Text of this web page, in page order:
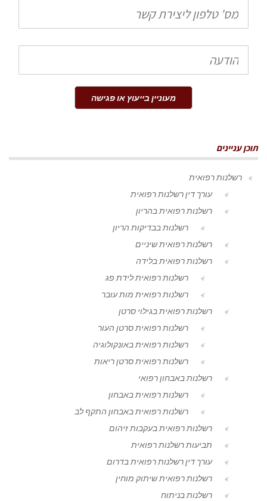
הודעה
מעוניין בייעוץ או פגישה
תוכן עניינים
רשלנות רפואית
עורך דין רשלנות רפואית
רשלנות רפואית בהריון
רשלנות בבדיקות הריון
רשלנות רפואית שיניים
רשלנות רפואית בלידה
רשלנות רפואית לידת פג
רשלנות רפואית מות עובר
רשלנות רפואית בגילוי סרטן
רשלנות רפואית סרטן העור
רשלנות רפואית באונקולוגיה
רשלנות רפואית סרטן ריאות
רשלנות באבחון רפואי
רשלנות רפואית באבחון
רשלנות רפואית באבחון התקף לב
רשלנות רפואית בעקבות זיהום
תביעות רשלנות רפואית
עורך דין רשלנות רפואית בדרום
רשלנות רפואית שיתוק מוחין
רשלנות בניתוח